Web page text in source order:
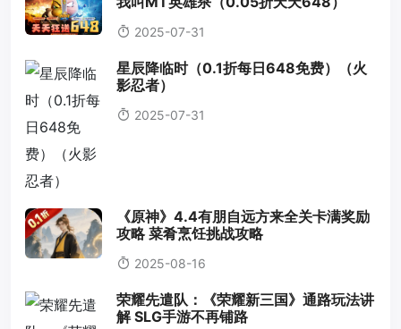
2025-07-31
星辰降临时（0.1折每日648免费）（火
影忍者）
2025-07-31
《原神》4.4有朋自远方来全关卡满奖励
攻略 菜肴烹饪挑战攻略
2025-08-16
荣耀先遣队：《荣耀新三国》通路玩法讲
解 SLG手游不再铺路